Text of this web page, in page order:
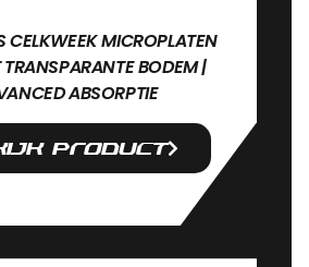
MICROPLATEN
BODEM |
ABSORPTIE
product